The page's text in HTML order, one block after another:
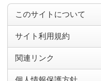
このサイトについて
サイト利用規約
関連リンク